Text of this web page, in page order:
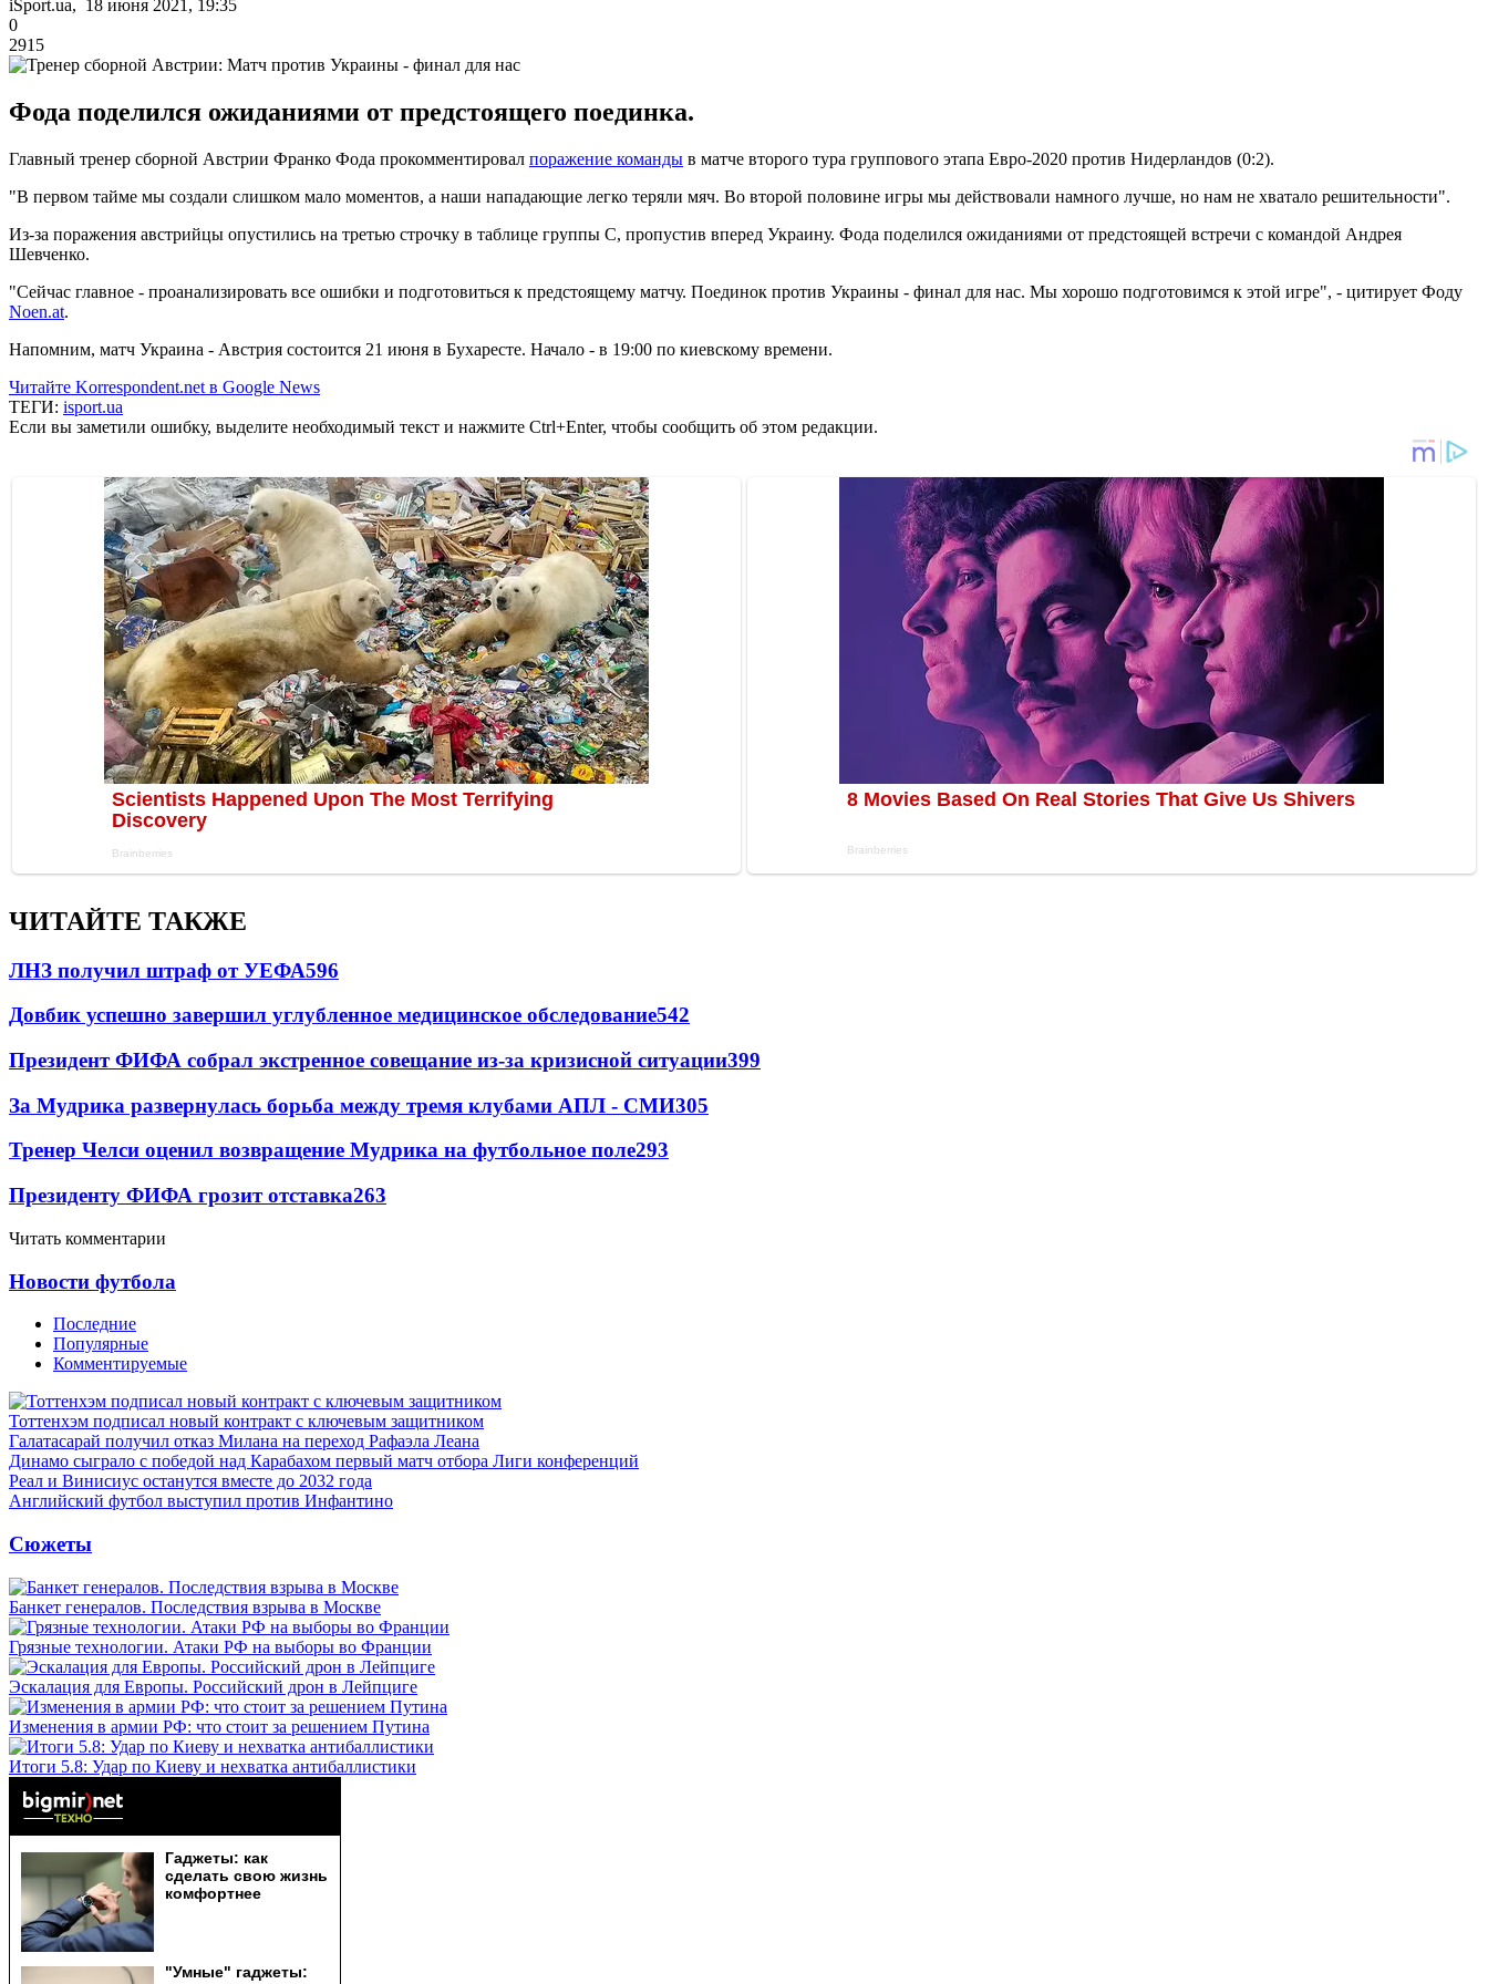
iSport.ua, 18 июня 2021, 19:35
0
2915
Фода поделился ожиданиями от предстоящего поединка.
Главный тренер сборной Австрии Франко Фода прокомментировал поражение команды в матче второго тура группового этапа Евро-2020 против Нидерландов (0:2).
"В первом тайме мы создали слишком мало моментов, а наши нападающие легко теряли мяч. Во второй половине игры мы действовали намного лучше, но нам не хватало решительности".
Из-за поражения австрийцы опустились на третью строчку в таблице группы С, пропустив вперед Украину. Фода поделился ожиданиями от предстоящей встречи с командой Андрея
Шевченко.
"Сейчас главное - проанализировать все ошибки и подготовиться к предстоящему матчу. Поединок против Украины - финал для нас. Мы хорошо подготовимся к этой игре", - цитирует Фоду
Noen.at.
Напомним, матч Украина - Австрия состоится 21 июня в Бухаресте. Начало - в 19:00 по киевскому времени.
Читайте Korrespondent.net в Google News
ТЕГИ: isport.ua
Если вы заметили ошибку, выделите необходимый текст и нажмите Ctrl+Enter, чтобы сообщить об этом редакции.
ЧИТАЙТЕ ТАКЖЕ
ЛНЗ получил штраф от УЕФА596
Довбик успешно завершил углубленное медицинское обследование542
Президент ФИФА собрал экстренное совещание из-за кризисной ситуации399
За Мудрика развернулась борьба между тремя клубами АПЛ - СМИ305
Тренер Челси оценил возвращение Мудрика на футбольное поле293
Президенту ФИФА грозит отставка263
Читать комментарии
Новости футбола
Последние
Популярные
Комментируемые
Тоттенхэм подписал новый контракт с ключевым защитником
Галатасарай получил отказ Милана на переход Рафаэла Леана
Динамо сыграло с победой над Карабахом первый матч отбора Лиги конференций
Реал и Винисиус останутся вместе до 2032 года
Английский футбол выступил против Инфантино
Сюжеты
Банкет генералов. Последствия взрыва в Москве
Грязные технологии. Атаки РФ на выборы во Франции
Эскалация для Европы. Российский дрон в Лейпциге
Изменения в армии РФ: что стоит за решением Путина
Итоги 5.8: Удар по Киеву и нехватка антибаллистики